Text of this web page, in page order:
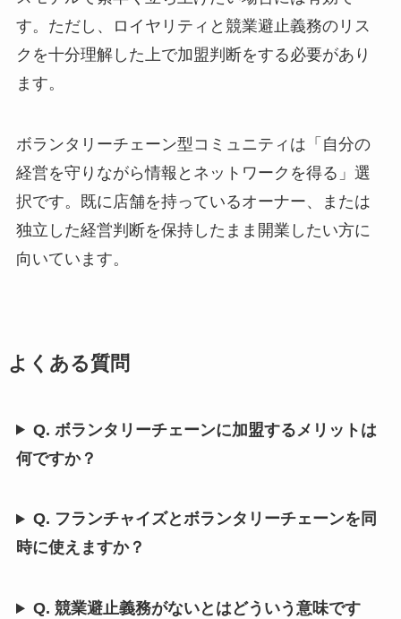
す。ただし、ロイヤリティと競業避止義務のリス
クを十分理解した上で加盟判断をする必要があり
ます。
ボランタリーチェーン型コミュニティは「自分の
経営を守りながら情報とネットワークを得る」選
択です。既に店舗を持っているオーナー、または
独立した経営判断を保持したまま開業したい方に
向いています。
よくある質問
Q. ボランタリーチェーンに加盟するメリットは
何ですか？
Q. フランチャイズとボランタリーチェーンを同
時に使えますか？
Q. 競業避止義務がないとはどういう意味です